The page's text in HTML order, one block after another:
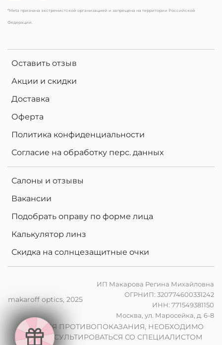
Оставить отзыв
Акции и скидки
Доставка
Оферта
Политика конфиденциальности
Согласие на обработку перс. данных
Салоны и отзывы
Вакансии
Подобрать оправу по форме лица
Калькулятор линз
Скидка на солнцезащитные очки
*Meta признана экстремистской организацией и запрещена на территории Российской
Федерации.
makaroff optics, 2025
ИП Макарова Регина Михайловна
ОГРНИП: 320774600331242
ИНН: 771549381150
Москва, ул. Маросейка, д. 6-8
ИМЕЮТСЯ ПРОТИВОПОКАЗАНИЯ, НЕОБХОДИМО
ПРОКОНСУЛЬТИРОВАТЬСЯ СО СПЕЦИАЛИСТОМ
2
0
%
н
а
к
о
м
п
ь
ю
т
е
р
ы
л
и
н
з
ы
п
р
и
з
а
к
а
з
е
о
ч
к
о